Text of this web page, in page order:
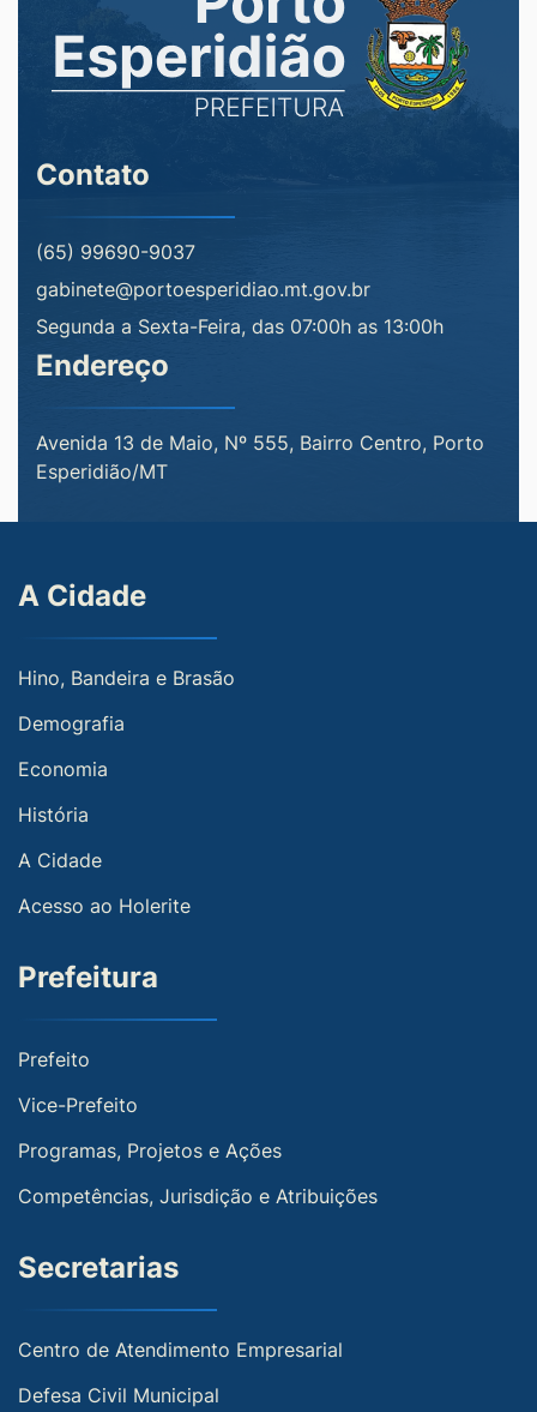
Contato
(65) 99690-9037
gabinete@portoesperidiao.mt.gov.br
Segunda a Sexta-Feira, das 07:00h as 13:00h
Endereço
Avenida 13 de Maio, Nº 555, Bairro Centro, Porto
Esperidião/MT
A Cidade
Hino, Bandeira e Brasão
Demografia
Economia
História
A Cidade
Acesso ao Holerite
Prefeitura
Prefeito
Vice-Prefeito
Programas, Projetos e Ações
Competências, Jurisdição e Atribuições
Secretarias
Centro de Atendimento Empresarial
Defesa Civil Municipal